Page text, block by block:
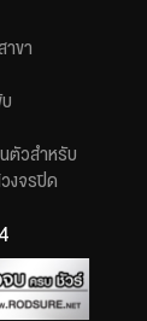
าขา
ตัวสำหรับ
งจรปิด